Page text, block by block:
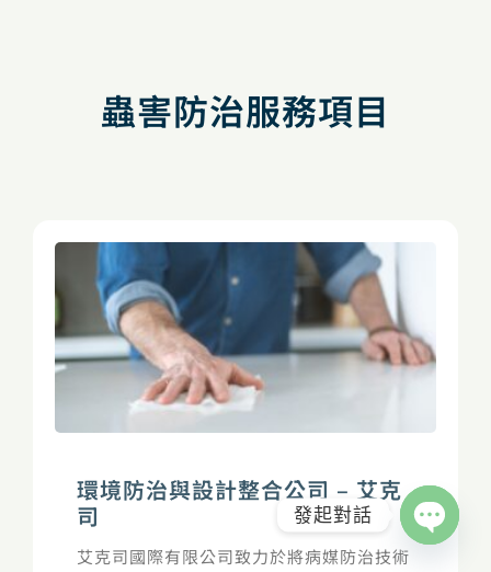
蟲害防治服務項目
環境防治與設計整合公司 – 艾克
司
艾克司國際有限公司致力於將病媒防治技術
發起對話
Open